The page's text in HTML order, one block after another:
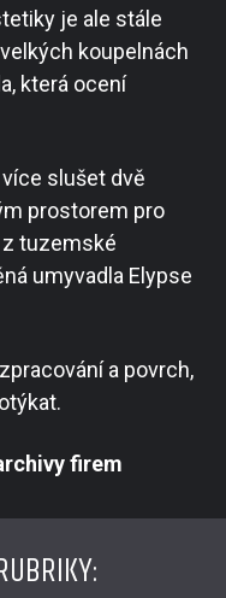
je ale stále
koupelnách
která ocení
slušet dvě
prostorem pro
z tuzemské
umyvadla Elypse
a povrch,
firem